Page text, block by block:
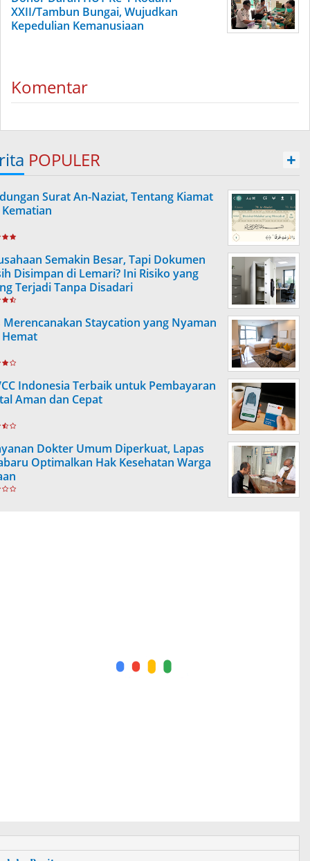
XXII/Tambun Bungai, Wujudkan
Kepedulian Kemanusiaan
Komentar
POPULER +
Surat An-Naziat, Tentang Kiamat
Semakin Besar, Tapi Dokumen
Disimpan di Lemari? Ini Risiko yang
Terjadi Tanpa Disadari
Merencanakan Staycation yang Nyaman
Indonesia Terbaik untuk Pembayaran
Aman dan Cepat
Dokter Umum Diperkuat, Lapas
Optimalkan Hak Kesehatan Warga